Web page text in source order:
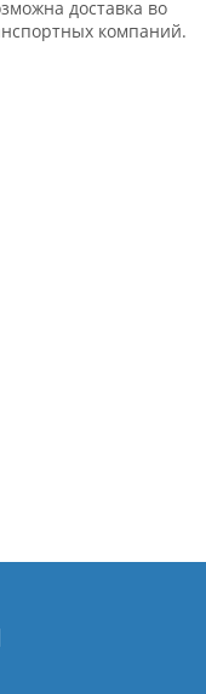
доставка во
компаний.